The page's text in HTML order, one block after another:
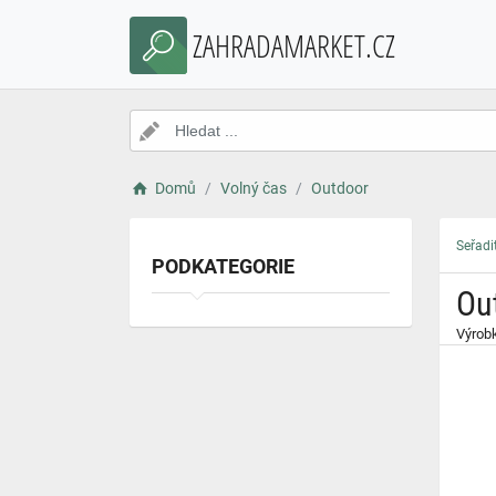
ZAHRADAMARKET.CZ
Domů Volný čas Outdoor
PODKATEGORIE